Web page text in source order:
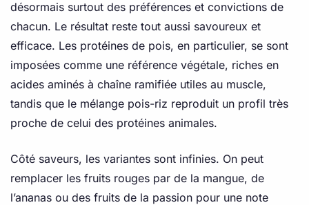
désormais surtout des préférences et convictions de
chacun. Le résultat reste tout aussi savoureux et
efficace. Les protéines de pois, en particulier, se sont
imposées comme une référence végétale, riches en
acides aminés à chaîne ramifiée utiles au muscle,
tandis que le mélange pois-riz reproduit un profil très
proche de celui des protéines animales.
Côté saveurs, les variantes sont infinies. On peut
remplacer les fruits rouges par de la mangue, de
l’ananas ou des fruits de la passion pour une note